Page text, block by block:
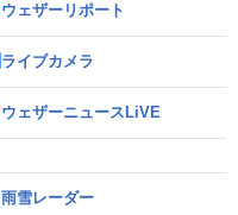
ウェザーリポート
ライブカメラ
ウェザーニュースLiVE
雨雪レーダー